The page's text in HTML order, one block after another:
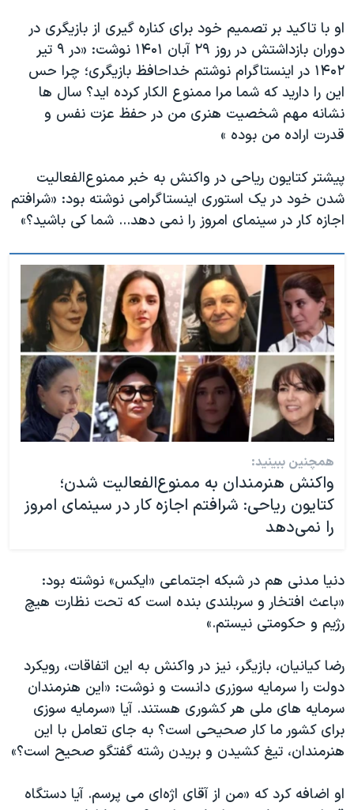
او با تاکید بر تصمیم خود برای کناره گیری از بازیگری در
دوران بازداشتش در روز ۲۹ آبان ۱۴۰۱ نوشت: «در ۹ تیر
۱۴۰۲ در اینستاگرام نوشتم خداحافظ بازیگری؛ چرا حس
این را دارید که شما مرا ممنوع الکار کرده اید؟ سال ها
نشانه مهم شخصیت هنری من در حفظ عزت نفس و
قدرت اراده من بوده »
پیشتر کتایون ریاحی در واکنش به خبر ممنوع‌الفعالیت
شدن خود در یک استوری اینستاگرامی نوشته بود: «شرافتم
اجازه کار در سینمای امروز را نمی دهد... شما کی باشید؟»
همچنین ببینید:
واکنش هنرمندان به ممنوع‌الفعالیت شدن؛
کتایون ریاحی: شرافتم اجازه کار در سینمای امروز
را نمی‌دهد
دنیا مدنی هم در شبکه اجتماعی «ایکس» نوشته بود:
«باعث افتخار و سربلندی بنده است که تحت نظارت هیچ
رژیم و حکومتی نیستم.»
رضا کیانیان، بازیگر، نیز در واکنش به این اتفاقات، رویکرد
دولت را سرمایه سوزری دانست و نوشت: «این هنرمندان
سرمایه های ملی هر کشوری هستند. آیا «سرمایه سوزی
برای کشور ما کار صحیحی است؟ به جای تعامل با این
هنرمندان، تیغ کشیدن و بریدن رشته گفتگو صحیح است؟»
او اضافه کرد که «من از آقای اژه‌ای می پرسم. آیا دستگاه